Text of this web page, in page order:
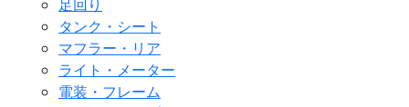
足回り
タンク・シート
マフラー・リア
ライト・メーター
電装・フレーム